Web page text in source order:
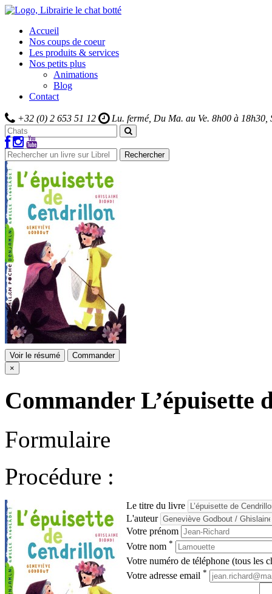
Accueil
Nos coups de coeur
Les produits & services
Nos petits plus
Animations
Blog
Contact
+32 (0) 2 653 51 12 Lu. fermé, Du Ma. au Ve. 8h00 à 18h30,
Rechercher
Voir le résumé
Commander
×
Commander L’épuisette
Formulaire
Procédure :
Le titre du livre
L'auteur
Votre prénom
Votre nom *
Votre numéro de téléphone (tous les
Votre adresse email *